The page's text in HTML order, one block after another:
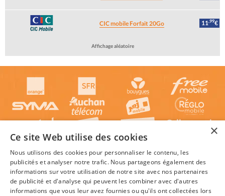
CIC mobile Forfait 20Go 11,99€
Affichage aléatoire
×
Ce site Web utilise des cookies
Nous utilisons des cookies pour personnaliser le contenu, les
publicités et analyser notre trafic. Nous partageons également des
informations sur votre utilisation de notre site avec nos partenaires
de publicité et d'analyse qui peuvent les combiner avec d'autres
informations que vous leur avez fournies ou qu'ils ont collectées lors